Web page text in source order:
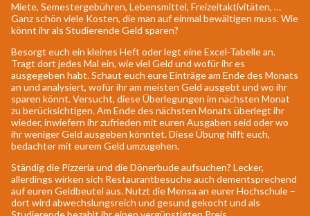
Miete, Semestergebühren, Lebensmittel, Freizeitaktivitäten, …
Ganz schön viele Kosten, die man auf einmal bewältigen muss. Wie
könnt ihr als Studierende Geld sparen?
Besorgt euch ein kleines Heft oder legt eine Excel-Tabelle an.
Tragt dort jedes Mal ein, wie viel Geld und wofür ihr es
ausgegeben habt. Schaut euch eure Einträge am Ende des Monats
an und analysiert, wofür ihr am meisten Geld ausgebt und wo ihr
sparen könnt. Versucht, diese Überlegungen im nächsten Monat
zu berücksichtigen. Am Ende des nächsten Monats überlegt ihr
wieder, inwiefern ihr zufrieden mit euren Ausgaben seid oder wo
ihr weniger Geld ausgeben könntet. Diese Übung hilft euch,
bedachter mit eurem Geld umzugehen.
Ständig die Pizzeria und die Dönerbude aufsuchen? Lecker,
allerdings wirken sich Restaurantbesuche auch dementsprechend
auf euren Geldbeutel aus. Nutzt die Mensa an eurer Hochschule –
dort wird abwechslungsreich und gesund gekocht und als